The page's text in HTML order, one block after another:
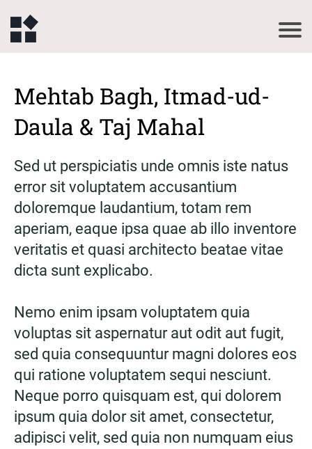
Mehtab Bagh, Itmad-ud-
Daula & Taj Mahal
Sed ut perspiciatis unde omnis iste natus
error sit voluptatem accusantium
doloremque laudantium, totam rem
aperiam, eaque ipsa quae ab illo inventore
veritatis et quasi architecto beatae vitae
dicta sunt explicabo.
Nemo enim ipsam voluptatem quia
voluptas sit aspernatur aut odit aut fugit,
sed quia consequuntur magni dolores eos
qui ratione voluptatem sequi nesciunt.
Neque porro quisquam est, qui dolorem
ipsum quia dolor sit amet, consectetur,
adipisci velit, sed quia non numquam eius